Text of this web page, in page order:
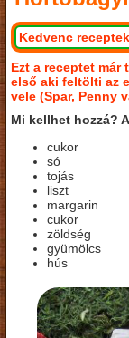
Kedvenc
Ezt a receptet
első aki feltölti az
vele (Spar, Penny
Mi kellhet hozzá?
cukor
só
tojás
liszt
margarin
cukor
zöldség
gyümölcs
hús